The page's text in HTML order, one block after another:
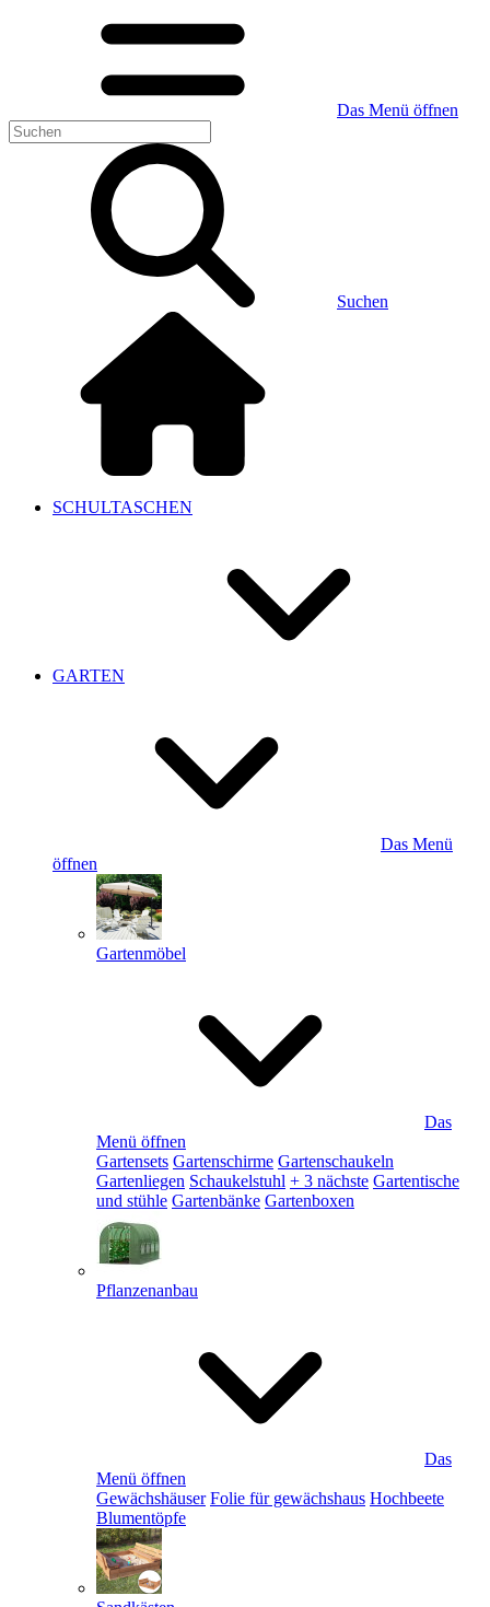
Das Menü öffnen
Suchen
SCHULTASCHEN
GARTEN
Das Menü
öffnen
Gartenmöbel
Das
Menü öffnen
Gartensets Gartenschirme Gartenschaukeln
Gartenliegen Schaukelstuhl + 3 nächste Gartentische
und stühle Gartenbänke Gartenboxen
Pflanzenanbau
Das
Menü öffnen
Gewächshäuser Folie für gewächshaus Hochbeete
Blumentöpfe